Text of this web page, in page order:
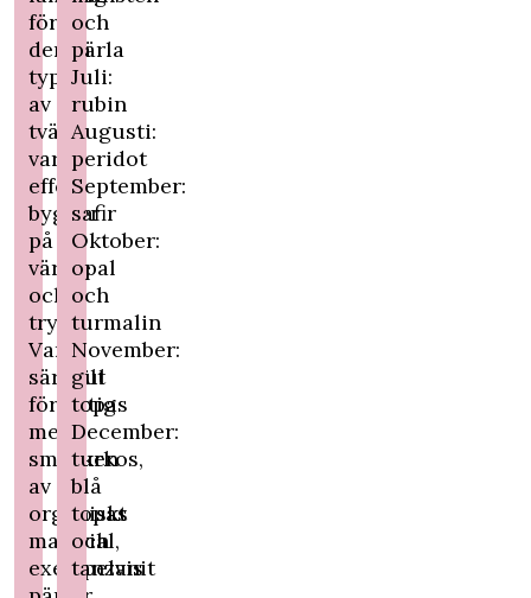
för
denna
typ
av
tvätt
vars
effekt
bygger
på
värme
och
tryck.
Var
särskilt
försiktig
med
smycken
av
organiskt
material,
exempelvis
och
pärla
Juli:
rubin
Augusti:
peridot
September:
safir
Oktober:
opal
och
turmalin
November:
gul
topas
December:
turkos,
blå
topas
och
tanzanit